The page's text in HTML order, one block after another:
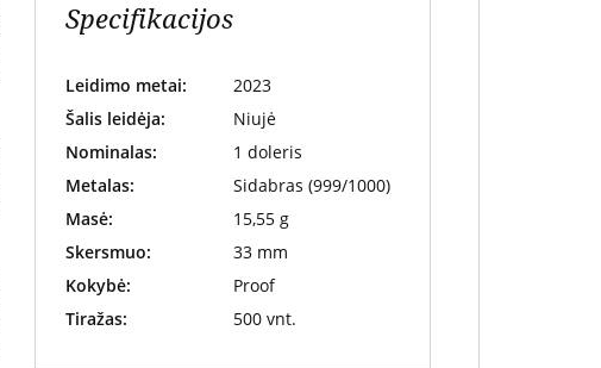
Specifikacijos
Leidimo metai:
2023
Šalis leidėja:
Niujė
Nominalas:
1 doleris
Metalas:
Sidabras (999/1000)
Masė:
15,55 g
Skersmuo:
33 mm
Kokybė:
Proof
Tiražas:
500 vnt.